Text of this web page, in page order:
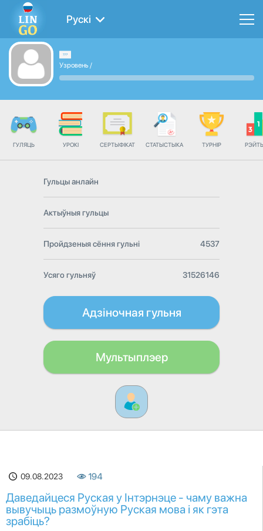
Рускі
Узровень /
ГУЛЯЦЬ УРОКІ СЕРТЫФІКАТ СТАТЫСТЫКА ТУРНІР
Гульцы анлайн
Актыўныя гульцы
Пройдзеныя сёння гульні 4537
Усяго гульняў 31526146
Адзіночная гульня
Мультыплэер
09.08.2023 194
Даведайцеся Руская у Інтэрнэце - чаму важна
вывучыць размоўную Руская мова і як гэта
зрабіць?